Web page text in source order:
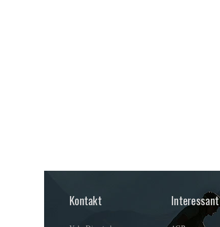
Kontakt Interessant